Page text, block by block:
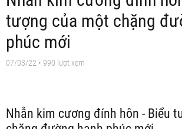
tượng của một chặng
phúc mới
07/03/22 • 990 lượt xem
Nhẫn kim cương đính hôn - Biểu